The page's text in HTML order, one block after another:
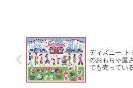
ディズニー ト
のおもちゃ屋
でも売ってい